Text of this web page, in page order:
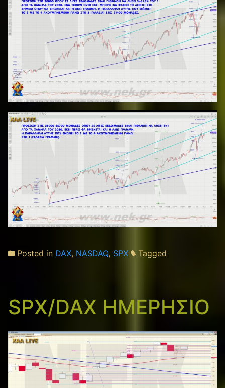
Posted in DAX, NASDAQ, SPX Tagged
SPX/DAX ΗΜΕΡΗΣΙΟ